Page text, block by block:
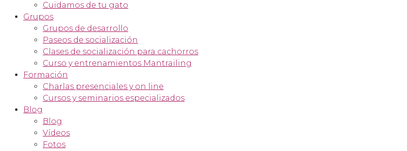
Cuidamos de tu gato
Grupos
Grupos de desarrollo
Paseos de socialización
Clases de socialización para cachorros
Curso y entrenamientos Mantrailing
Formación
Charlas presenciales y on line
Cursos y seminarios especializados
Blog
Blog
Vídeos
Fotos